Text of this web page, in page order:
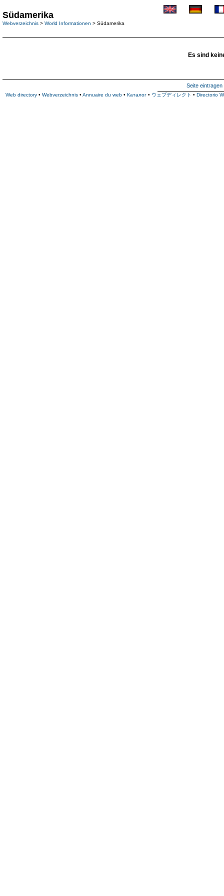
Südamerika
Webverzeichnis > World Informationen > Südamerika
Es sind
Seite eintragen
Web directory • Webverzeichnis • Annuaire du web • Каталог • ウェブディレクト • Directorio